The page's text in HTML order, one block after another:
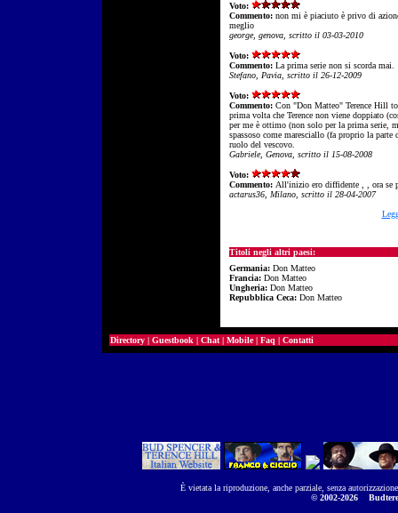
Voto:
Commento: non mi è piaciuto è privo di
meglio
george, genova, scritto il 03-03-2010
Voto:
Commento: La prima serie non si scorda mai.
Stefano, Pavia, scritto il 26-12-2009
Voto:
Commento: Con "Don Matteo" Terence Hill
prima volta che Terence non viene doppiato
per me è ottimo (non solo per la prima serie,
spassoso come maresciallo (fa proprio la parte
ruolo del vescovo.
Gabriele, Genova, scritto il 15-08-2008
Voto:
Commento: All'inizio ero diffidente , , ora se
actarus36, Milano, scritto il 28-04-2007
Titoli negli altri paesi:
Germania: Don Matteo
Francia: Don Matteo
Ungheria: Don Matteo
Repubblica Ceca: Don Matteo
Directory | Guestbook | Chat | Mobile| Faq | Contatti
È vietata la riproduzione, anche parziale, senza
© 2002-2026